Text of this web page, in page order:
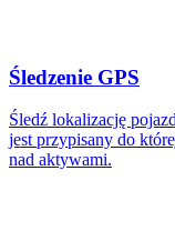
Śledzenie GPS
Śledź lokalizację
jest przypisany do
nad aktywami.